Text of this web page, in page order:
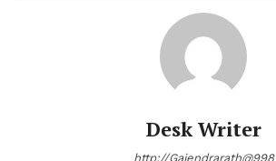
Desk Writer
http://Gajendrarath@998